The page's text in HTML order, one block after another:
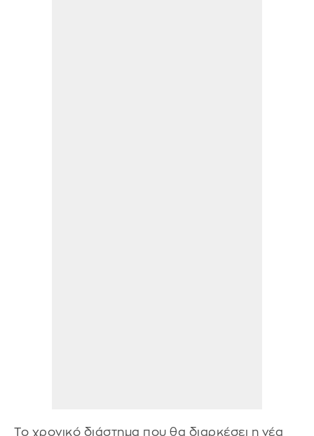
Το χρονικό διάστημα που θα διαρκέσει η νέα